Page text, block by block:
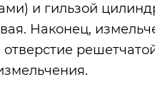
и гильзой
Наконец,
отверстие